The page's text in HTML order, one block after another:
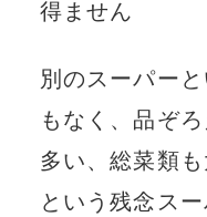
得ません
別のスーパー
もなく、品ぞ
多い、総菜類も
という残念ス